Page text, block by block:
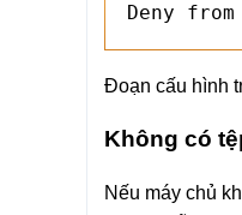
Deny
Đoạn cấu hình
Không có
Nếu máy chủ